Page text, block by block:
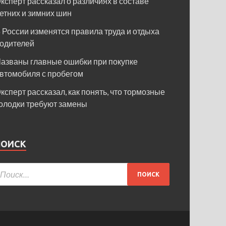
и зимних шин
России изменятся правила труда и отдыха
главные ошибки при покупке
с пробегом
рассказал, как понять, что тормозные
требуют замены